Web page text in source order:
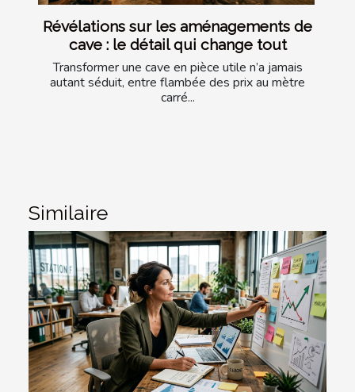
Révélations sur les aménagements de
cave : le détail qui change tout
Transformer une cave en pièce utile n’a jamais
autant séduit, entre flambée des prix au mètre
carré...
Similaire